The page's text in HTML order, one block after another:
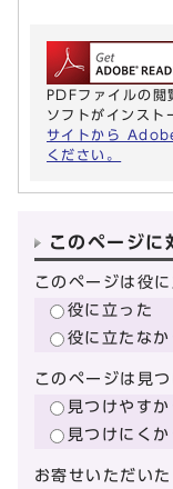
PDFファイルの
ソフトがインスト
サイトから
ください。
このページに
このページは役
役に立った
役に立たなか
このページは見
見つけやすか
見つけにくか
お寄せいただい